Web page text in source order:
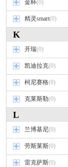
金杯(0)
精灵smart(0)
K
开瑞(0)
凯迪拉克(0)
柯尼赛格(0)
克莱斯勒(0)
L
兰博基尼(0)
劳斯莱斯(0)
雷克萨斯(0)